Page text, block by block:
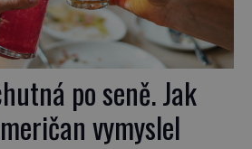
po seně. Jak
vymyslel